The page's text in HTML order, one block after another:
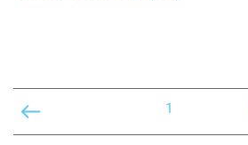
REDAKTØREN
Kommer jobbmobil til å bli den nye
KORT & GODT
1